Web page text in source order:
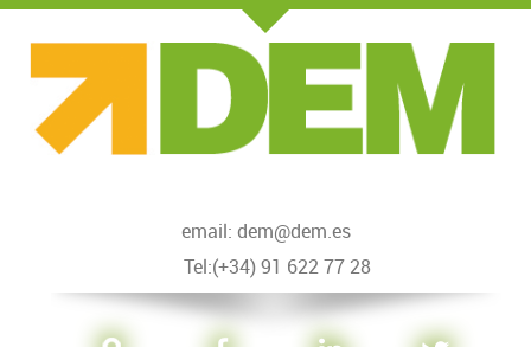
email: dem@dem.es
Tel:(+34) 91 622 77 28